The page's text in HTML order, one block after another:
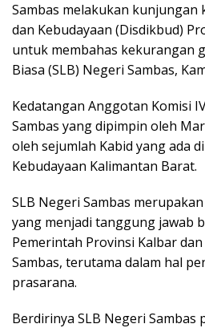
Sambas melakukan kunjungan
dan Kebudayaan (Disdikbud)
untuk membahas kekurangan
Biasa (SLB) Negeri Sambas,
Kedatangan Anggotan Komisi
Sambas yang dipimpin oleh
oleh sejumlah Kabid yang ada
Kebudayaan Kalimantan Barat.
SLB Negeri Sambas
yang menjadi tanggung jawab
Pemerintah Provinsi Kalbar
Sambas, terutama dalam hal
prasarana.
Berdirinya SLB Negeri Sambas